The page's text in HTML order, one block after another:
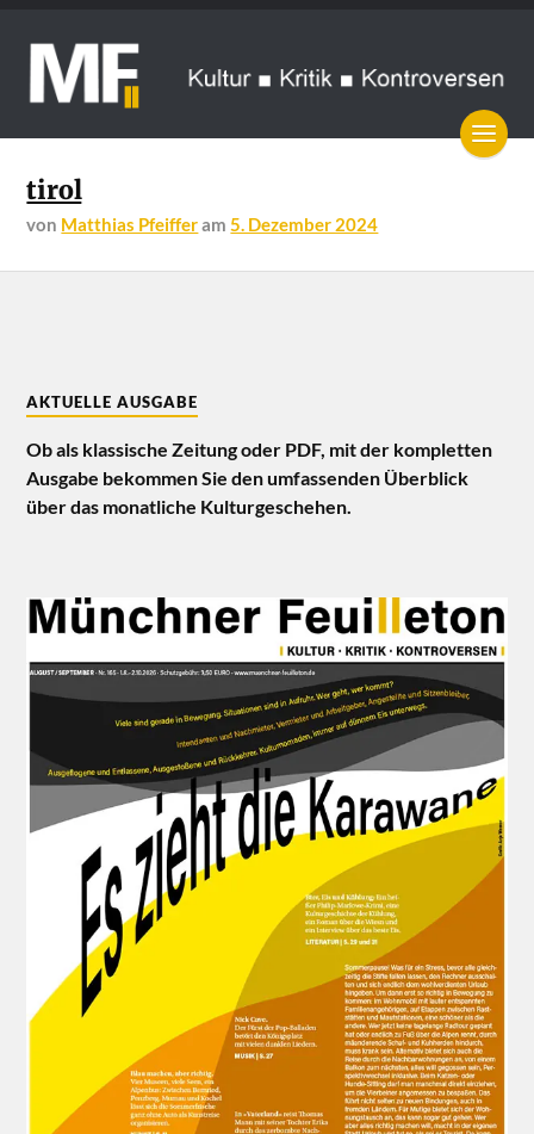
tirol
von Matthias Pfeifferam5. Dezember 2024
AKTUELLE AUSGABE
Ob als klassische Zeitung oder PDF, mit der kompletten
Ausgabe bekommen Sie den umfassenden Überblick
über das monatliche Kulturgeschehen.